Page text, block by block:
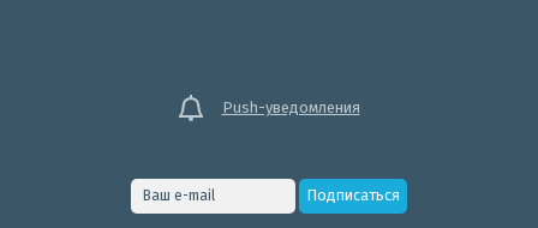
Push-уведомления